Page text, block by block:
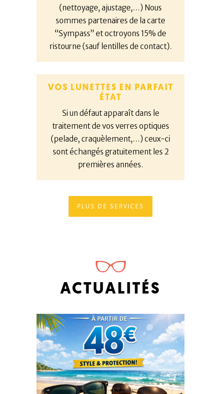
(nettoyage, ajustage,…) Nous
sommes partenaires de la carte
“Sympass” et octroyons 15% de
ristourne (sauf lentilles de contact).
VOS LUNETTES EN PARFAIT
ÉTAT
Si un défaut apparaît dans le
traitement de vos verres optiques
(pelade, craquèlement,…) ceux-ci
sont échangés gratuitement les 2
premières années.
PLUS DE SERVICES
ACTUALITÉS